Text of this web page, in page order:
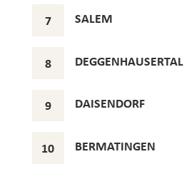
7 SALEM
8 DEGGENHAUSERTAL
9 DAISENDORF
10 BERMATINGEN